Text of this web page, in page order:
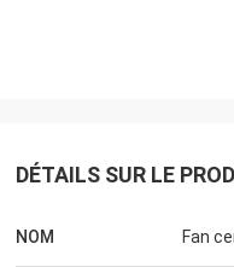
Andry Andika
DÉTAILS SUR LE
NOM Fan